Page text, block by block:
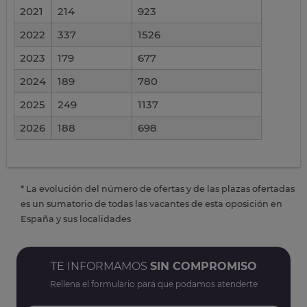
2021 214
923
2022
337
1526
2023
179
677
2024
189
780
2025
249
1137
2026
188 698
* La evolución del número de ofertas y de las plazas ofertadas
es un sumatorio de todas las vacantes de esta oposición en
España y sus localidades
TE INFORMAMOS SIN COMPROMISO
Rellena el formulario para que podamos atenderte